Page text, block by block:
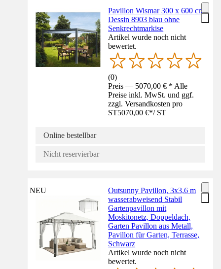
Pavillon Wismar 300 x 600 cm
Dessin 8903 blau ohne
Senkrechtmarkise
Artikel wurde noch nicht
bewertet.
(0)
Preis — 5070,00 € * Alle
Preise inkl. MwSt. und ggf.
zzgl. Versandkosten pro
ST5070,00 €*/ ST
Online bestellbar
Nicht reservierbar
NEU
Outsunny Pavillon, 3x3,6 m
wasserabweisend Stabil
Gartenpavillon mit
Moskitonetz, Doppeldach,
Garten Pavillon aus Metall,
Pavillon für Garten, Terrasse,
Schwarz
Artikel wurde noch nicht
bewertet.